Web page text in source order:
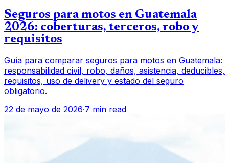
Seguros para motos en Guatemala
2026: coberturas, terceros, robo y
requisitos
Guía para comparar seguros para motos en Guatemala:
responsabilidad civil, robo, daños, asistencia, deducibles,
requisitos, uso de delivery y estado del seguro
obligatorio.
22 de mayo de 2026·7 min read